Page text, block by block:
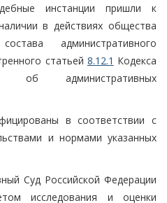
инстанции пришли к
в действиях общества
административного
статьей 8.12.1 Кодекса
об административных
в соответствии с
и нормами указанных
Суд Российской Федерации
исследования и оценки